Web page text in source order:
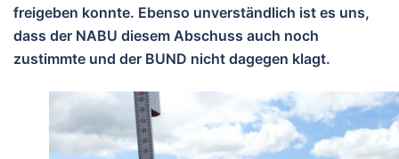
freigeben konnte. Ebenso unverständlich ist es uns,
dass der NABU diesem Abschuss auch noch
zustimmte und der BUND nicht dagegen klagt.